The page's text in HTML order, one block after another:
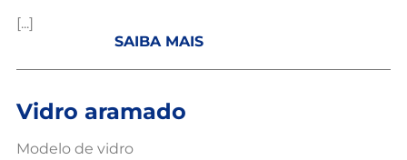
[...]
SAIBA MAIS
Vidro aramado
Modelo de vidro